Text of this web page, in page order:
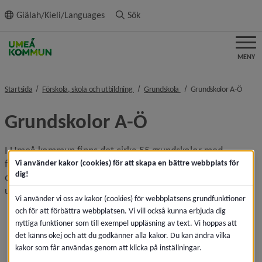
innehållet
Giälah/Kieli/Languages Sök
MENY
Startsida Förskola, skola och utbildning nivå i brödsmulenavigeringen
Grundskola nivå i
Grundskolor A-Önivå i
Grundskolor A-Ö
I Umeå kommun finns det cirka 55 grundskolor med
förskoleklass och varierade årskurser. Förskoleklass är
obligatoriskt för alla barn som har fyllt eller fyller sex år
under året.
Grundskolor A-Ö
Backens skola
Berghemsskolan
Vi använder kakor (cookies) för att skapa en bättre webbplats för
dig!
Vi använder vi oss av kakor (cookies) för webbplatsens grundfunktioner
och för att förbättra webbplatsen. Vi vill också kunna erbjuda dig
nyttiga funktioner som till exempel uppläsning av text. Vi hoppas att
det känns okej och att du godkänner alla kakor. Du kan ändra vilka
kakor som får användas genom att klicka på inställningar.